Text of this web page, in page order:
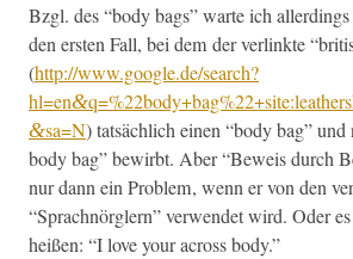
Bzgl. des “body bags” warte ich
den ersten Fall, bei dem der ver­link­te
(http://www.google.de/search?
hl=en&
&sa=N) tat­säch­lich einen “body bag” und
body bag” bewirbt. Aber “Beweis durch
nur dann ein Prob­lem, wenn er von den
“Sprach­nör­glern” ver­wen­det wird. Oder
heißen: “I love your across body.”